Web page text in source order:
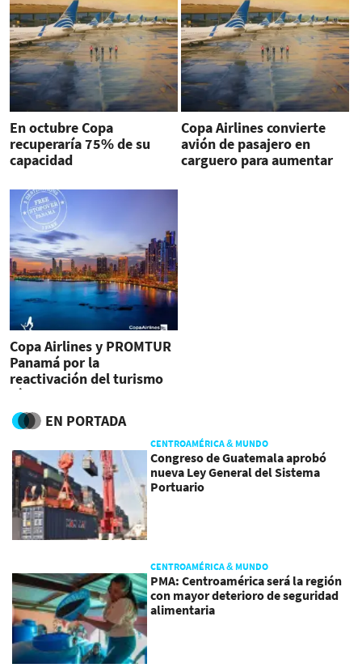
En octubre Copa
recuperaría 75% de su
capacidad
Copa Airlines convierte
avión de pasajero en
carguero para aumentar
Copa Airlines y PROMTUR
Panamá por la
reactivación del turismo
vía el programa stopover
EN PORTADA
CENTROAMÉRICA & MUNDO
Congreso de Guatemala aprobó
nueva Ley General del Sistema
Portuario
CENTROAMÉRICA & MUNDO
PMA: Centroamérica será la región
con mayor deterioro de seguridad
alimentaria